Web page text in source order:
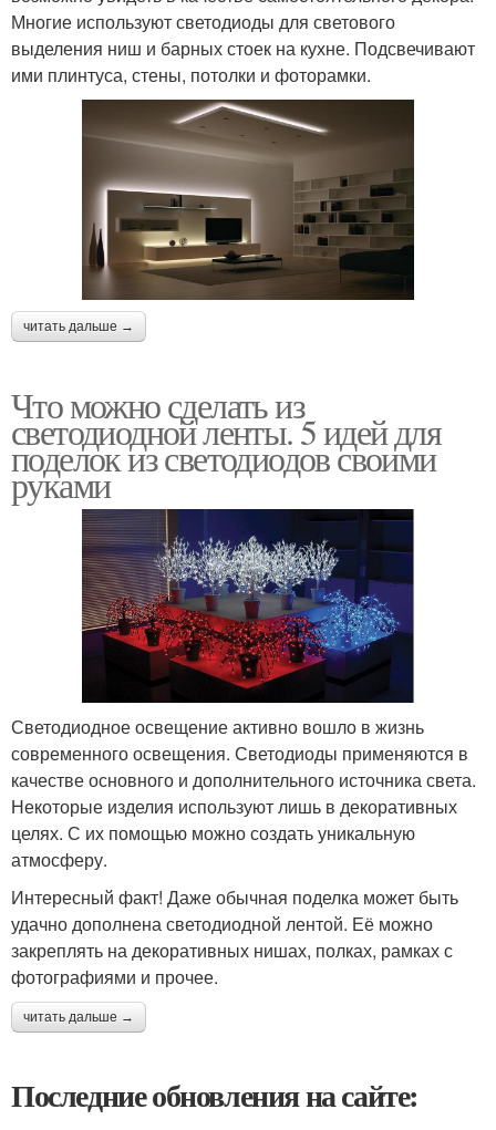
Многие используют светодиоды для светового
выделения ниш и барных стоек на кухне. Подсвечивают
ими плинтуса, стены, потолки и фоторамки.
читать дальше →
Что можно сделать из
светодиодной ленты. 5 идей для
поделок из светодиодов своими
руками
Светодиодное освещение активно вошло в жизнь
современного освещения. Светодиоды применяются в
качестве основного и дополнительного источника света.
Некоторые изделия используют лишь в декоративных
целях. С их помощью можно создать уникальную
атмосферу.
Интересный факт! Даже обычная поделка может быть
удачно дополнена светодиодной лентой. Её можно
закреплять на декоративных нишах, полках, рамках с
фотографиями и прочее.
читать дальше →
Последние обновления на сайте: